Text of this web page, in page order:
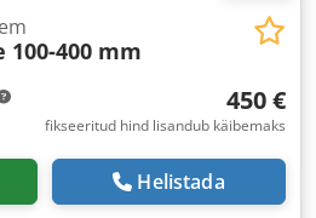
400 mm
450 €
fikseeritud hind lisandub käibemaks
Helistada